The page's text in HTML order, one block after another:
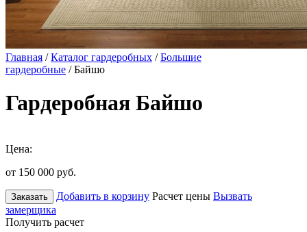
Главная /Каталог гардеробных /Большие
гардеробные / Байшо
Гардеробная Байшо
Цена:
от 150 000 руб.
Заказать Добавить в корзину Расчет цены Вызвать
замерщика
Получить расчет